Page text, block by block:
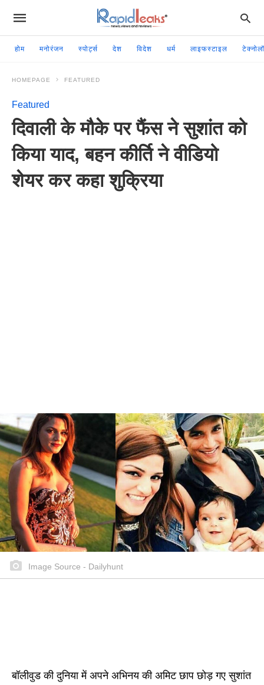
होम मनोरंजन स्पोर्ट्स देश विदेश धर्म लाइफस्टाइल
HOMEPAGE FEATURED
Featured
दिवाली के मौके पर फैंस ने सुशांत को
किया याद, बहन कीर्ति ने वीडियो
शेयर कर कहा शुक्रिया
Image Source - Dailyhunt
बॉलीवुड की दुनिया में अपने अभिनय की अमिट छाप छोड़ गए सुशांत